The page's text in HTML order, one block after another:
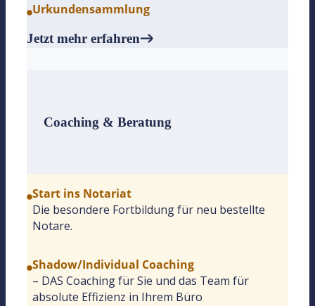
Urkundensammlung
Jetzt mehr erfahren
Coaching & Beratung
Start ins Notariat
Die besondere Fortbildung für neu bestellte
Notare.
Shadow/Individual Coaching
– DAS Coaching für Sie und das Team für
absolute Effizienz in Ihrem Büro